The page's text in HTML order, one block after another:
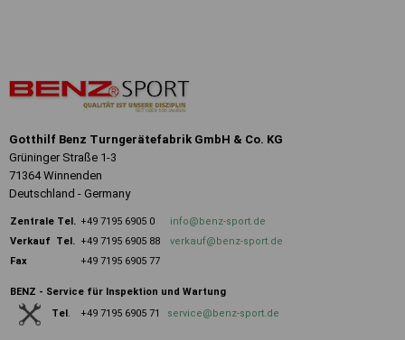
Gotthilf Benz Turngerätefabrik GmbH & Co. KG
Grüninger Straße 1-3
71364 Winnenden
Deutschland - Germany
Zentrale Tel. +49 7195 6905 0
info@benz-sport.de
Verkauf Tel. +49 7195 6905 88
verkauf@benz-sport.de
Fax
+49 7195 6905 77
BENZ - Service für Inspektion und Wartung
Tel . +49 7195 6905 71 service@benz-sport.de